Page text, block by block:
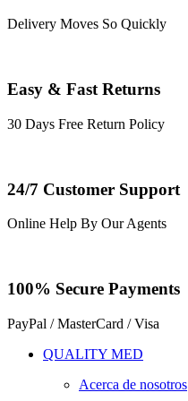
Delivery Moves So Quickly
Easy & Fast Returns
30 Days Free Return Policy
24/7 Customer Support
Online Help By Our Agents
100% Secure Payments
PayPal / MasterCard / Visa
QUALITY MED
Acerca de nosotros